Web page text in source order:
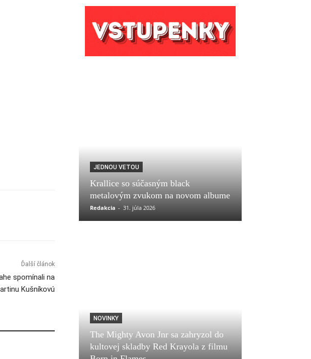
Ďalší článok
spomínali na
Kušníkovú
JEDNOU VETOU
Krallice so súčasným black
metalovým zvukom na novom albume
Redakcia - 31. júla 2026
NOVINKY
The Mighty Avon Jnr sa zahryzol do
kultovej skladby Red Krayola z filmu